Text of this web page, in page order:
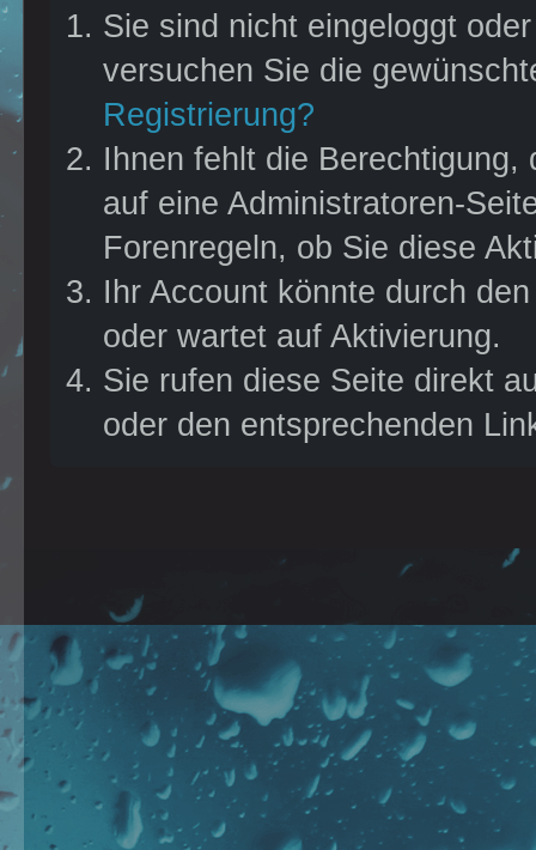
versucht euch zu
fressen. Alles? Mhmm...
findet es heraus. Oder
habt ihr Schiss?
Jedenfalls seht ihr nicht
so aus. Zeigt uns, das
wir uns da nicht geirrt
haben. Schaut euch in
Ruhe um, stöbert durch
die einzelnen Threads
und bei Fragen könnt ihr
euch jederzeit gern an
Hauptaccounts
versendet.
Sie sind nicht eingeloggt
versuchen Sie die
Registrierung?
Ihnen fehlt die
auf eine Administratoren-
Forenregeln, ob Sie diese
Ihr Account könnte durch
oder wartet auf Aktivierung.
Sie rufen diese Seite direkt
oder den entsprechenden